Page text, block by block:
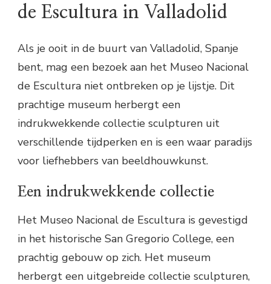
de Escultura in Valladolid
Als je ooit in de buurt van Valladolid, Spanje
bent, mag een bezoek aan het Museo Nacional
de Escultura niet ontbreken op je lijstje. Dit
prachtige museum herbergt een
indrukwekkende collectie sculpturen uit
verschillende tijdperken en is een waar paradijs
voor liefhebbers van beeldhouwkunst.
Een indrukwekkende collectie
Het Museo Nacional de Escultura is gevestigd
in het historische San Gregorio College, een
prachtig gebouw op zich. Het museum
herbergt een uitgebreide collectie sculpturen,